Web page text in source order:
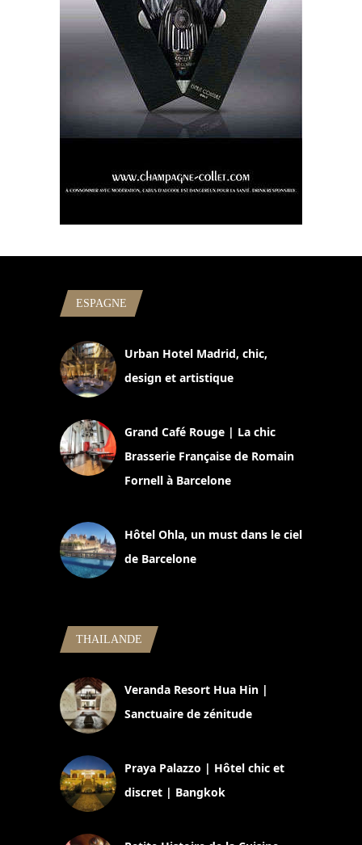
ESPAGNE
Urban Hotel Madrid, chic,
design et artistique
Grand Café Rouge | La chic
Brasserie Française de Romain
Fornell à Barcelone
Hôtel Ohla, un must dans le ciel
de Barcelone
THAILANDE
Veranda Resort Hua Hin |
Sanctuaire de zénitude
Praya Palazzo | Hôtel chic et
discret | Bangkok